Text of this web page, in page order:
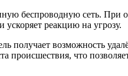
беспроводную сеть. При
ускоряет реакцию на угрозу.
получает возможность
происшествия, что